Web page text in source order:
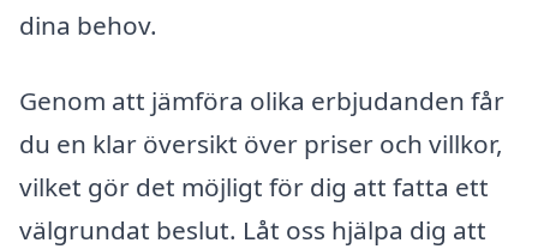
dina behov.
Genom att jämföra olika erbjudanden får
du en klar översikt över priser och villkor,
vilket gör det möjligt för dig att fatta ett
välgrundat beslut. Låt oss hjälpa dig att